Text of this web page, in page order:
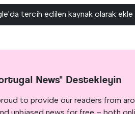
tercih edilen kaynak olarak ekle
News" Destekleyin
to provide our readers from
unbiased news for free – both